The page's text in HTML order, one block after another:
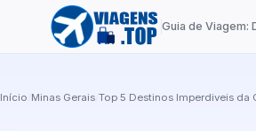
Guia de Viagem:
Início Minas Gerais